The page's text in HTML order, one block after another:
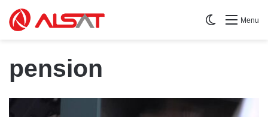
Menu
Switch skin
pension